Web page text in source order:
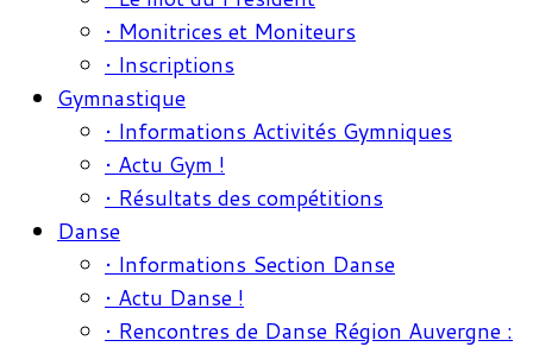
• Monitrices et Moniteurs
• Inscriptions
Gymnastique
• Informations Activités Gymniques
• Actu Gym !
• Résultats des compétitions
Danse
• Informations Section Danse
• Actu Danse !
• Rencontres de Danse Région Auvergne :